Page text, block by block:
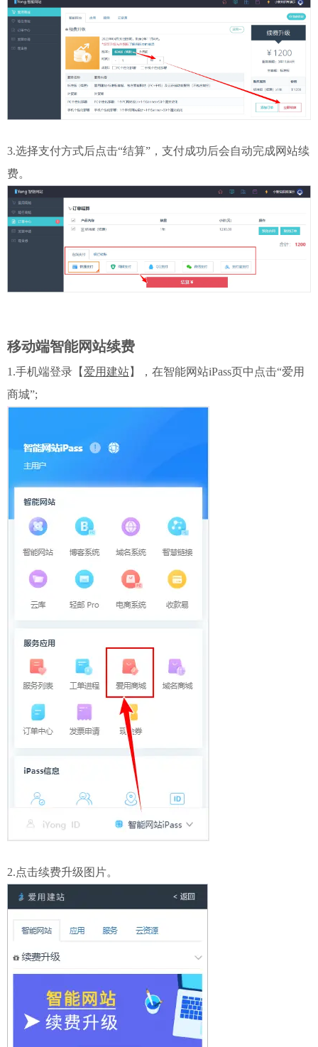
3.选择支付方式后点击“结算”，支付成功后会自动完成网站续
费。
移动端智能网站续费
1.手机端登录【 爱用建站】，在智能网站iPass页中点击“爱用
商城”;
2.点击续费升级图片。